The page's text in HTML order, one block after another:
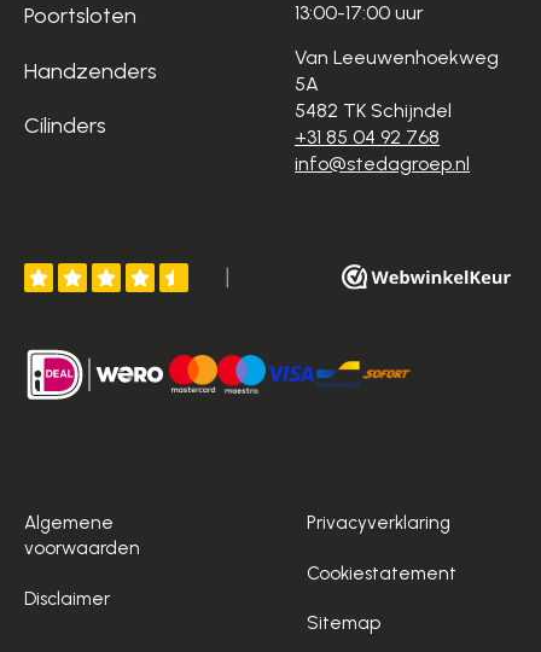
Poortsloten
Handzenders
Cilinders
13:00-17:00 uur
Van Leeuwenhoekweg
5A
5482 TK Schijndel
+31 85 04 92 768
info@stedagroep.nl
Algemene
voorwaarden
Disclaimer
Privacyverklaring
Cookiestatement
Sitemap